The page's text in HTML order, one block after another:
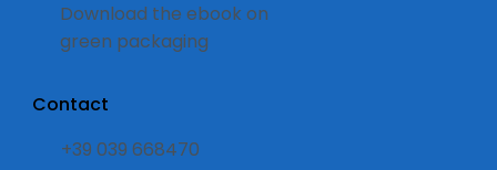
Download the ebook on
green packaging
Contact
+39 039 668470